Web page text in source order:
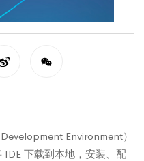
Environment）
下载到本地，安装、配